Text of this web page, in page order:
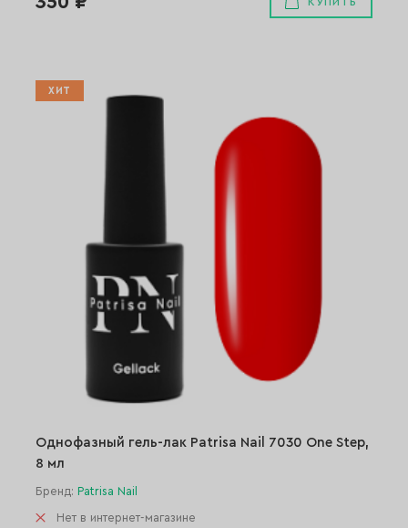
ХИТ
Однофазный гель-лак Patrisa Nail 7030 One Step,
8 мл
Бренд: Patrisa Nail
Нет в интернет-магазине